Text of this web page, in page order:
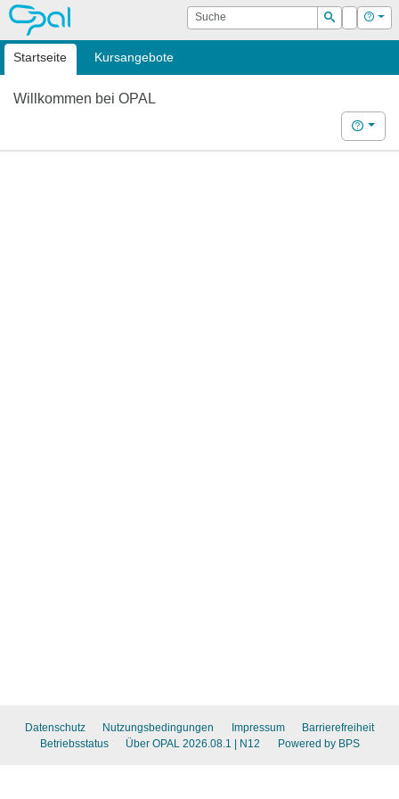
OPAL Suche
Suchen
Login Hilfe
Startseite Kursangebote
Willkommen bei OPAL
Hilfe
Datenschutz Nutzungsbedingungen Impressum
Barrierefreiheit
Betriebsstatus
Über OPAL 2026.08.1 | N12 Powered by BPS